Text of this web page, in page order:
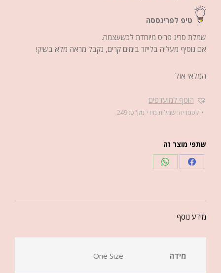
טיפ לפרינססה
שמלת סריג פריס מיוחדת לכשעצמה.
אם נוסיף מעליה בלייזר בימים קרים, נקבל מראה מלא בשיק!
המלאי אזל
הוסף למועדפים
קטגוריה: שמלות מידי מק"ט: 249
שתפי מוצר זה
מידע נוסף
מידה One Size